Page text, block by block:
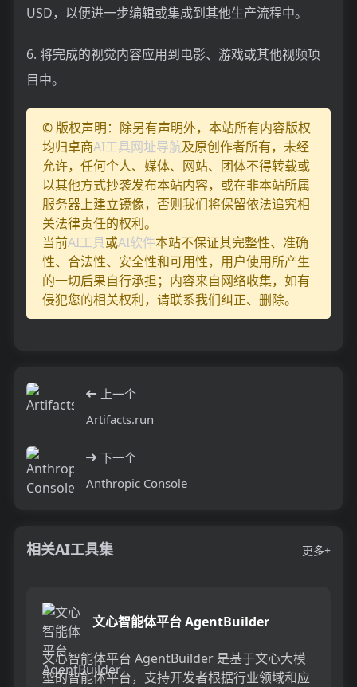
USD，以便进一步编辑或集成到其他生产流程中。
6. 将完成的视觉内容应用到电影、游戏或其他视频项
目中。
© 版权声明：除另有声明外，本站所有内容版权
均归卓商AI工具网址导航及原创作者所有，未经
允许，任何个人、媒体、网站、团体不得转载或
以其他方式抄袭发布本站内容，或在非本站所属
服务器上建立镜像，否则我们将保留依法追究相
关法律责任的权利。
当前AI工具或AI软件本站不保证其完整性、准确
性、合法性、安全性和可用性，用户使用所产生
的一切后果自行承担；内容来自网络收集，如有
侵犯您的相关权利，请联系我们纠正、删除。
上一个
Artifacts.run
下一个
Anthropic Console
相关AI工具集 更多+
文心智能体平台 AgentBuilder
文心智能体平台 AgentBuilder 是基于文心大模
型的智能体平台，支持开发者根据行业领域和应